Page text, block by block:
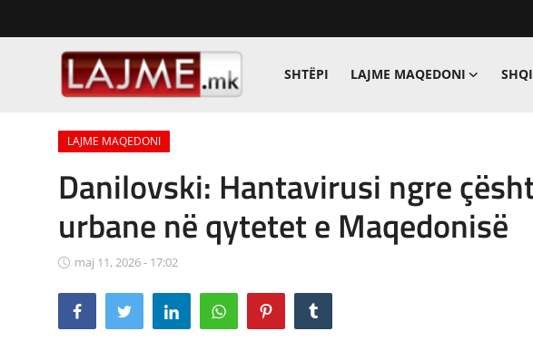
SHTËPI LAJME MAQEDONI
LAJME MAQEDONI
SHQIPERI
KOSOVA
LAJME NGA BOTA
SHOWBIZ
LAJME MAQEDONI
Danilovski: Hantavirusi ngre
urbane në qytetet e Maqedonisë
maj 11, 2026 - 17:02